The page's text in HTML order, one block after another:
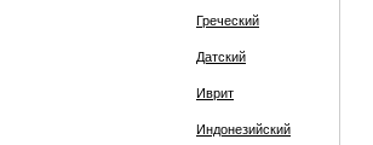
Греческий
Датский
Иврит
Индонезийский